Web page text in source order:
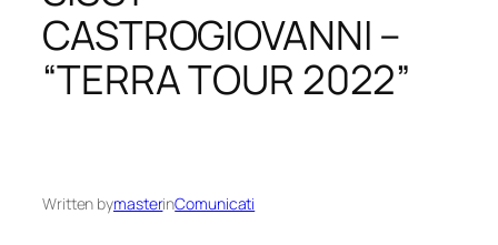
CASTROGIOVANNI –
“TERRA TOUR 2022”
Written bymasterinComunicati